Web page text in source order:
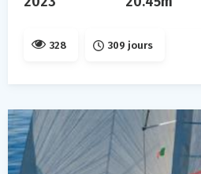
328 309 jours